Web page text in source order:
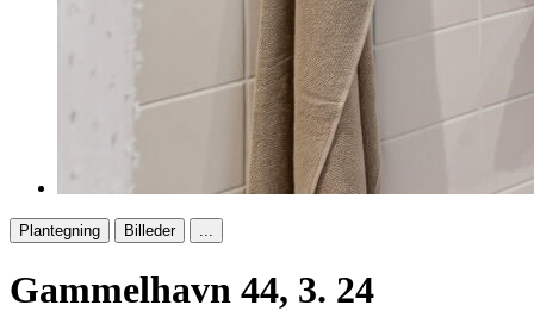
Plantegning Billeder ...
Gammelhavn 44, 3. 24